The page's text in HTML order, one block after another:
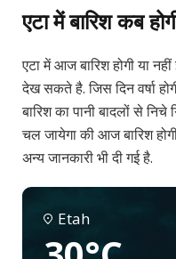
एटा में बारिश कब
एटा में आज बारिश होगी या
देख सकते है. जिस दिन वर्षा
बारिश का पानी बादलों से
चल जायेगा की आज बारिश
अन्य जानकारी भी दी गई है.
Etah